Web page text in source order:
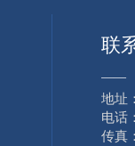
联
——
地址
电话
传真